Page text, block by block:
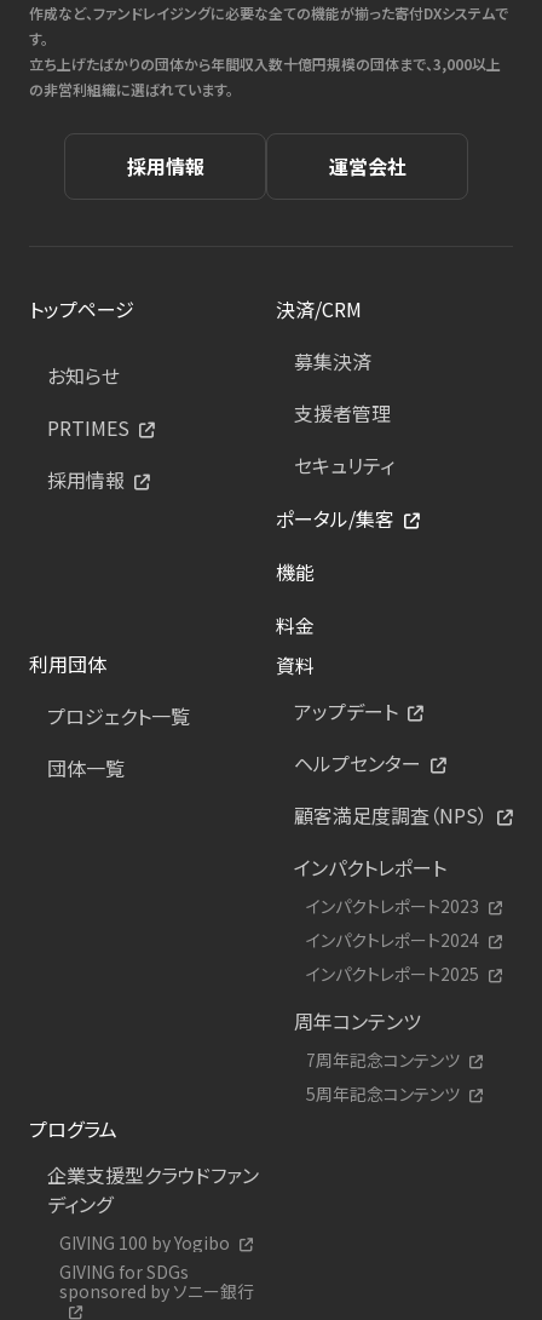
作成など、ファンドレイジングに必要な全ての機能が揃った寄付DXシステムで
す。
立ち上げたばかりの団体から年間収入数十億円規模の団体まで、3,000以上
の非営利組織に選ばれています。
採用情報 運営会社
トップページ
お知らせ
PRTIMES
採用情報
決済/CRM
募集決済
支援者管理
セキュリティ
ポータル/集客
機能
料金
利用団体
プロジェクト一覧
団体一覧
資料
アップデート
ヘルプセンター
顧客満足度調査（NPS）
インパクトレポート
インパクトレポート2023
インパクトレポート2024
インパクトレポート2025
周年コンテンツ
7周年記念コンテンツ
5周年記念コンテンツ
プログラム
企業支援型クラウドファン
ディング
GIVING 100 by Yogibo
GIVING for SDGs
sponsored by ソニー銀行